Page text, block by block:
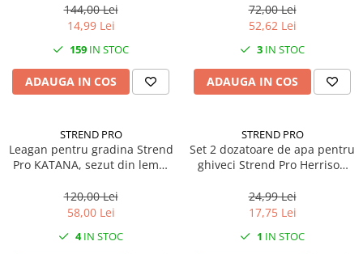
separatoare
144,00 Lei
14,99 Lei
159 IN STOC
ADAUGA IN COS
72,00 Lei
52,62 Lei
3 IN STOC
ADAUGA IN COS
STREND PRO
Leagan pentru gradina Strend
Pro KATANA, sezut din lemn,
120,00 Lei
58,00 Lei
4IN STOC
STREND PRO
Set 2 dozatoare de apa pentru
ghiveci Strend Pro Herrison
24,99 Lei
17,75 Lei
1 IN STOC